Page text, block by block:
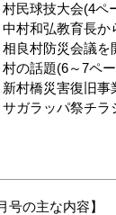
村民球技大会(4ペ
中村和弘教育長か
相良村防災会議を
村の話題(6～7ペ
新村橋災害復旧事
サガラッパ祭チラ
号の主な内容】